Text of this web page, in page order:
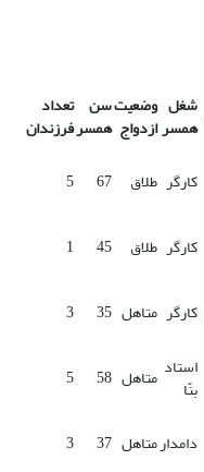
شغل
همسر
وضعیت
ازدواج
سن
همسر
تعداد
فرزندان
کارگر طلاق 67
5
کارگر طلاق 45
1
کارگر متاهل 35
3
استاد
بنّا متاهل 58
5
دامدارمتاهل 37
3